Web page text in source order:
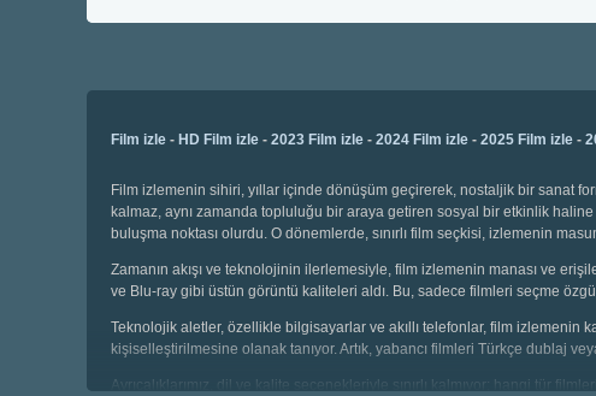
Film izle - HD Film izle - 2023 Film izle - 2024 Film izle - 2025 Film izle -
Film izlemenin sihiri, yıllar içinde dönüşüm geçirerek, nostaljik bir sanat
kalmaz, aynı zamanda topluluğu bir araya getiren sosyal bir etkinlik
buluşma noktası olurdu. O dönemlerde, sınırlı film seçkisi, izlemenin
Zamanın akışı ve teknolojinin ilerlemesiyle, film izlemenin manası ve
ve Blu-ray gibi üstün görüntü kaliteleri aldı. Bu, sadece filmleri seçme
Teknolojik aletler, özellikle bilgisayarlar ve akıllı telefonlar, film izlemenin
kişiselleştirilmesine olanak tanıyor. Artık, yabancı filmleri Türkçe dublaj
Ayrıcalıklarımız, dil ve kalite seçenekleriyle sınırlı kalmıyor; hangi tür